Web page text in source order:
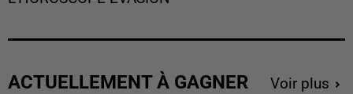
ACTUELLEMENT À GAGNER Voir plus